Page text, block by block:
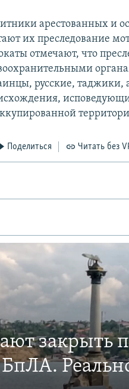
арестованных и
их преследование
отмечают, что
русские, таджики,
Поделиться Читать без
закрыть